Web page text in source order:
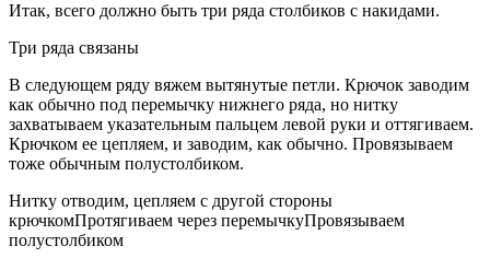
Итак, всего должно быть три ряда столбиков с накидами.
Три ряда связаны
В следующем ряду вяжем вытянутые петли. Крючок заводим
как обычно под перемычку нижнего ряда, но нитку
захватываем указательным пальцем левой руки и оттягиваем.
Крючком ее цепляем, и заводим, как обычно. Провязываем
тоже обычным полустолбиком.
Нитку отводим, цепляем с другой стороны
крючкомПротягиваем через перемычкуПровязываем
полустолбиком